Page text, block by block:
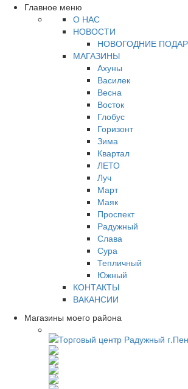
Главное меню
О НАС
НОВОСТИ
НОВОГОДНИЕ
МАГАЗИНЫ
Ахуны
Василек
Весна
Восток
Глобус
Горизонт
Зима
Квартал
ЛЕТО
Луч
Март
Маяк
Проспект
Радужный
Слава
Сура
Тепличный
Южный
КОНТАКТЫ
ВАКАНСИИ
Магазины моего района